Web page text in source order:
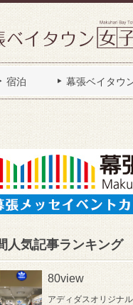
宿泊 幕張ベイタウ
人気記事ランキング
80view
アディダスオリジナ